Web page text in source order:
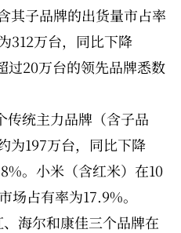
其子品牌的出货量市占率
312万台，同比下降
过20万台的领先品牌悉数
传统主力品牌（含子品
为197万台，同比下降
。小米（含红米）在10
场占有率为17.9%。
海尔和康佳三个品牌在